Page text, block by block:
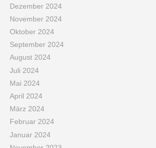
Dezember 2024
November 2024
Oktober 2024
September 2024
August 2024
Juli 2024
Mai 2024
April 2024
März 2024
Februar 2024
Januar 2024